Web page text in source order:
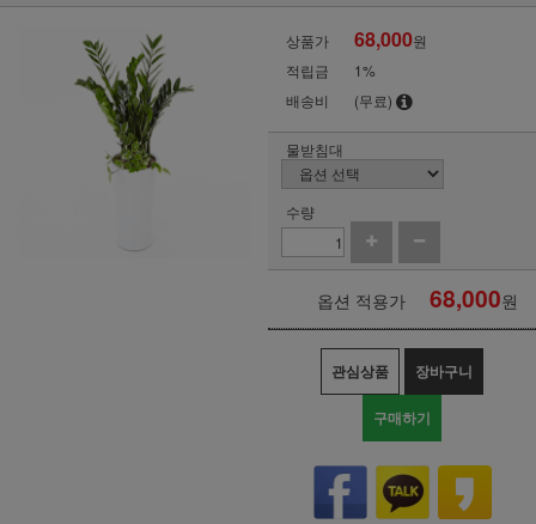
상품가 68,000원
적립금
1%
배송비
(무료)
물받침대
수량
옵션 적용가 68,000원
관심상품 장바구니
구매하기